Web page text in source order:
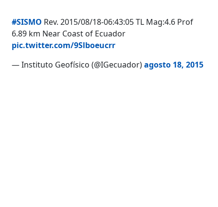
#SISMO Rev. 2015/08/18-06:43:05 TL Mag:4.6 Prof
6.89 km Near Coast of Ecuador
pic.twitter.com/9Slboeucrr
— Instituto Geofísico (@IGecuador)agosto 18, 2015